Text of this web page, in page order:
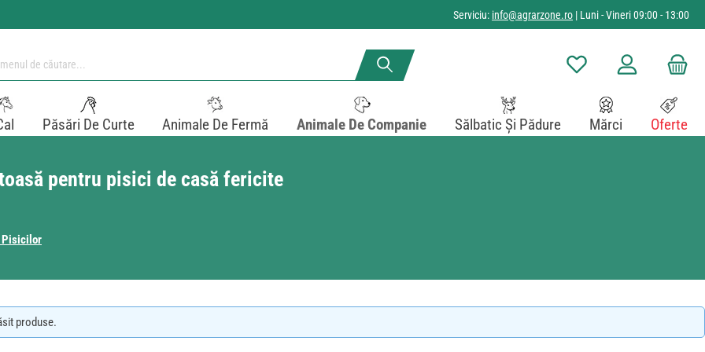
Serviciu: info@agrarzone.ro | Luni - Vineri 09:00 - 13:00
Aveți 0 articole din lista
Păsări De Curte Animale De Fermă Animale De Companie Sălbatic Și Pădure Mărci Oferte
pentru pisici de casă fericite
Pisicilor
produse.